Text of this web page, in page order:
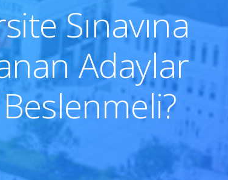
Sınavına
Adaylar
Beslenmeli?